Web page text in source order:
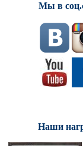
Мы в
Наши